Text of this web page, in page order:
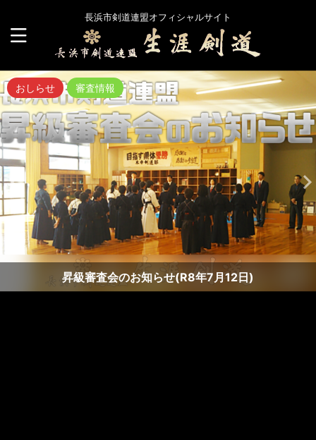
長浜市剣道連盟オフィシャルサイト
おしらせ 審査情報
昇級審査会のお知らせ(R8年7月12日)